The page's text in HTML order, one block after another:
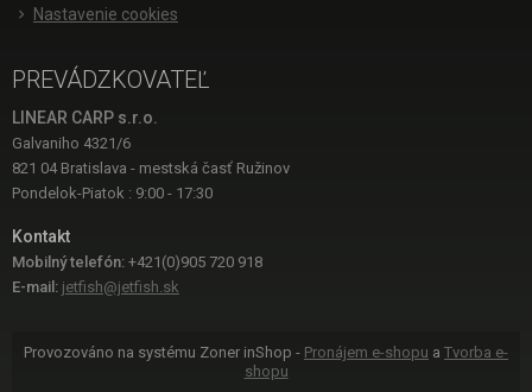
Nastavenie cookies
PREVÁDZKOVATEĽ
LINEAR CARP s.r.o.
Galvaniho 4321/6
821 04 Bratislava - mestská časť Ružinov
Pondelok-Piatok : 9:00 - 17:30
Kontakt
Mobilný telefón: +421(0)905 720 918
E-mail: jetfish@jetfish.sk
Provozováno na systému Zoner inShop - Pronájem e-shopu a Tvorba e-
shopu